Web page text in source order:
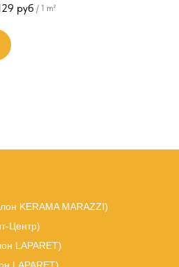
руб / 1 m²
KERAMA MARAZZI)
Центр)
LAPARET)